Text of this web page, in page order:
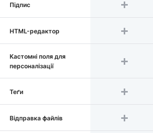
Підпис
HTML-редактор
Кастомні поля для
персоналізації
Теґи
Відправка файлів